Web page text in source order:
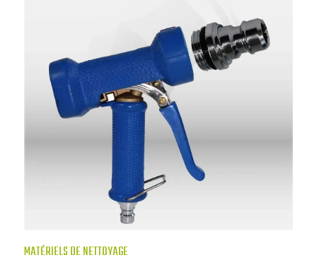
MATÉRIELS DE NETTOYAGE